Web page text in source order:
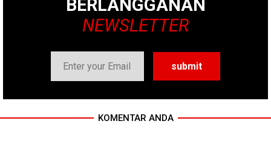
BERLANGGANAN
NEWSLETTER
KOMENTAR ANDA